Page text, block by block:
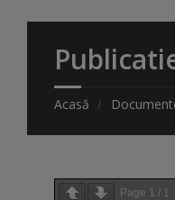
Acasă
Page 1 / 1